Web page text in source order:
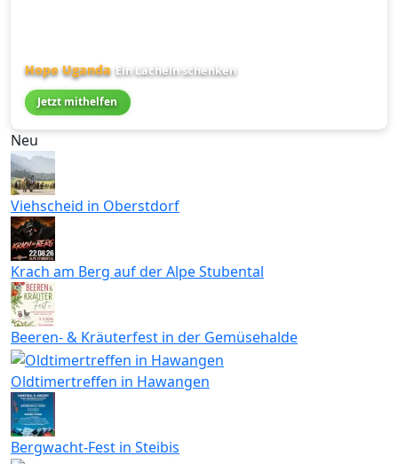
Hope Uganda Ein Lächeln schenken
Jetzt mithelfen
Neu
Viehscheid in Oberstdorf
Krach am Berg auf der Alpe Stubental
Beeren- & Kräuterfest in der Gemüsehalde
Oldtimertreffen in Hawangen
Bergwacht-Fest in Steibis